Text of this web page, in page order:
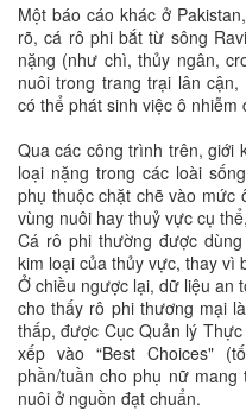
Một báo cáo khác ở
rõ, cá rô phi bắt từ sông
nặng (như chì, thủy ngân,
nuôi trong trang trại lân
có thể phát sinh việc ô nhiễm
Qua các công trình trên, giới
loại nặng trong các loài
phụ thuộc chặt chẽ vào mức
vùng nuôi hay thuỷ vực cụ
Cá rô phi thường được
kim loại của thủy vực, thay vì
Ở chiều ngược lại, dữ liệu an
cho thấy rô phi thương mại
thấp, được Cục Quản lý
xếp vào “Best Choices"
phần/tuần cho phụ nữ
nuôi ở nguồn đạt chuẩn.